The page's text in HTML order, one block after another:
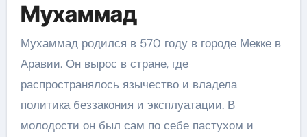
Мухаммад
Мухаммад родился в 570 году в городе Мекке в
Аравии. Он вырос в стране, где
распространялось язычество и владела
политика беззакония и эксплуатации. В
молодости он был сам по себе пастухом и